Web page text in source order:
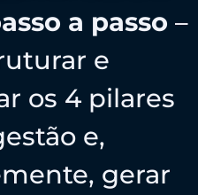
a passo –
e
os 4 pilares
e,
gerar